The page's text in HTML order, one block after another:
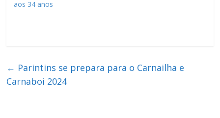
aos 34 anos
← Parintins se prepara para o Carnailha e
Carnaboi 2024